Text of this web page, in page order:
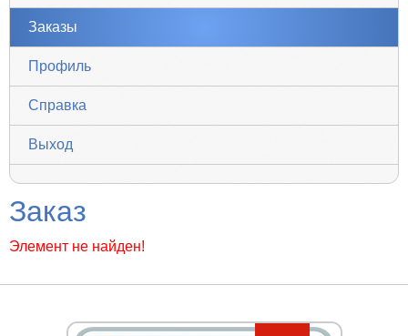
Заказы
Профиль
Справка
Выход
Заказ
Элемент не найден!